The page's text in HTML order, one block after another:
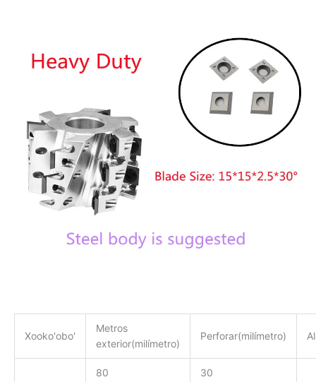
Xooko'obo'
Metros
exterior(milímetro)
Perforar(milímetro)
80 30